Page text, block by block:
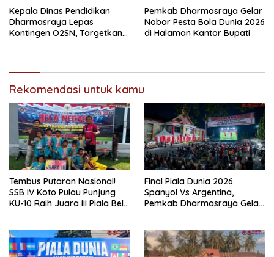
Kepala Dinas Pendidikan
Dharmasraya Lepas
Kontingen O2SN, Targetkan
Pemkab Dharmasraya Gelar
Nobar Pesta Bola Dunia 2026
di Halaman Kantor Bupati
Rekomendasi untuk kamu
Tembus Putaran Nasional!
SSB IV Koto Pulau Punjung
KU-10 Raih Juara III Piala Bela
Final Piala Dunia 2026
Spanyol Vs Argentina,
Pemkab Dharmasraya Gelar